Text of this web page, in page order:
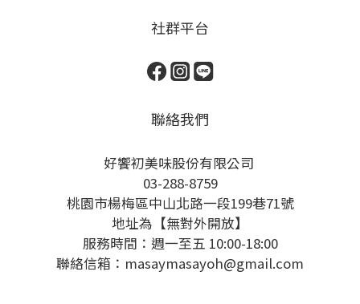
社群平台
聯絡我們
好饗初美味股份有限公司
03-288-8759
桃園市楊梅區中山北路一段199巷71號
地址為【無對外開放】
服務時間：週一至五 10:00-18:00
聯絡信箱：masaymasayoh@gmail.com